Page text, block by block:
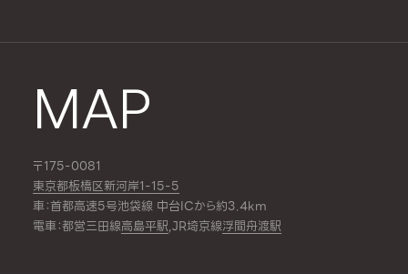
MAP
〒175-0081
東京都板橋区新河岸1-15-5
車：首都高速5号池袋線 中台ICから約3.4km
電車：都営三田線高島平駅,JR埼京線浮間舟渡駅